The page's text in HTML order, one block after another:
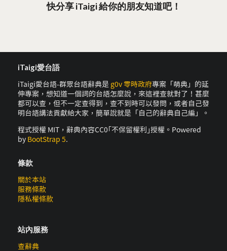
快分享 iTaigi 給你的朋友知道吧！
iTaigi愛台語
iTaigi愛台語-群眾台語辭典是 g0v 零時政府專案「萌典」的延
伸專案，想知道一個詞的台語怎麼說，來這裡查就對了！甚麼
都可以查，但不一定查得到，查不到時可以發問，或者自己發
明台語講法貢獻給大家，簡單說就是「自己的辭典自己編」。
程式授權 MIT，辭典內容CC0｢不保留權利｣授權。Powered
by BootStrap 5.
條款
關於本站
服務條款
隱私權條款
站內服務
查辭典